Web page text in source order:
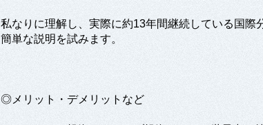
私なりに理解し、実際に約13年間継続している国際
簡単な説明を試みます。
◎メリット・デメリットなど